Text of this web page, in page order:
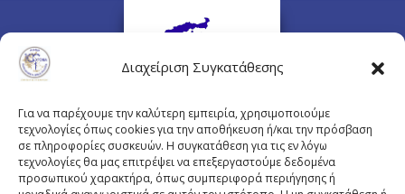
Διαχείριση Συγκατάθεσης
Για να παρέχουμε την καλύτερη εμπειρία, χρησιμοποιούμε
τεχνολογίες όπως cookies για την αποθήκευση ή/και την πρόσβαση
σε πληροφορίες συσκευών. Η συγκατάθεση για τις εν λόγω
τεχνολογίες θα μας επιτρέψει να επεξεργαστούμε δεδομένα
προσωπικού χαρακτήρα, όπως συμπεριφορά περιήγησης ή
Πλουτάρχου 3, 10675 Αθήνα